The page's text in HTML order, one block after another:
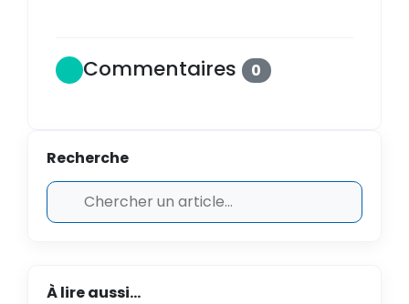
Commentaires 0
Recherche
À lire aussi...